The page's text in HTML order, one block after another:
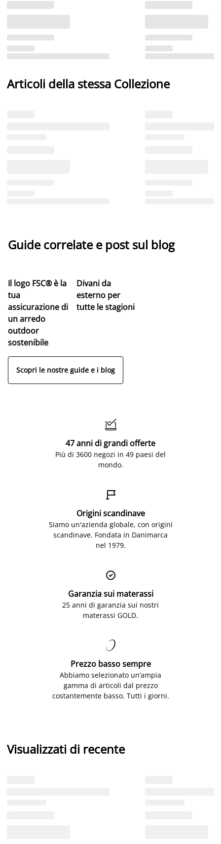
Articoli della stessa Collezione
Guide correlate e post sul blog
Il logo FSC® è la
tua
assicurazione di
un arredo
outdoor
sostenibile
Divani da
esterno per
tutte le stagioni
Scopri le nostre guide e i blog

47 anni di grandi offerte
Più di 3600 negozi in 49 paesi del
mondo.

Origini scandinave
Siamo un'azienda globale, con origini
scandinave. Fondata in Danimarca
nel 1979.

Garanzia sui materassi
25 anni di garanzia sui nostri
materassi GOLD.

Prezzo basso sempre
Abbiamo selezionato un’ampia
gamma di articoli dal prezzo
costantemente basso. Tutti i giorni.
Visualizzati di recente